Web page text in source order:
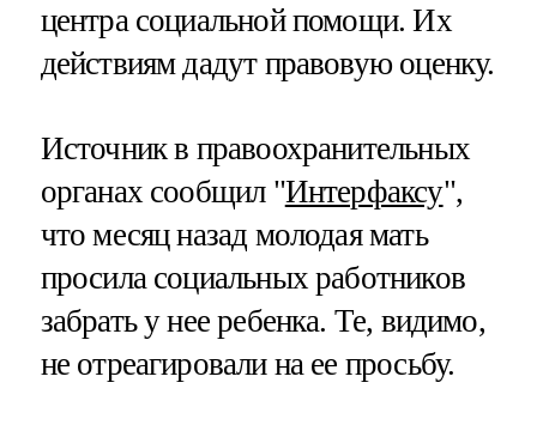
центра социальной помощи. Их
действиям дадут правовую оценку.
Источник в правоохранительных
органах сообщил "Интерфаксу",
что месяц назад молодая мать
просила социальных работников
забрать у нее ребенка. Те, видимо,
не отреагировали на ее просьбу.